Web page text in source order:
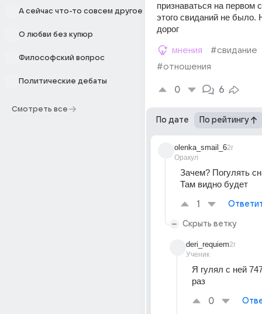
А сейчас что-то совсем другое
О любви без купюр
Философский вопрос
Политические дебаты
Смотреть все
признаваться на первом
этого свиданий не было.
дорог
мнения
#свидание
#отношения
0 6
По дате По рейтингу
olenka_smail_6
Оракул
2г
Зачем? Погулять
Там видно будет
1
Скрыть ветку
deri_requiem
Ученик
2г
Я гулял с ней
раз
0